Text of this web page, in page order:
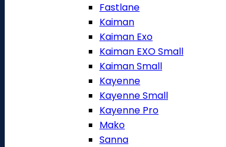
Fastlane
Kaiman
Kaiman Exo
Kaiman EXO Small
Kaiman Small
Kayenne
Kayenne Small
Kayenne Pro
Mako
Sanna